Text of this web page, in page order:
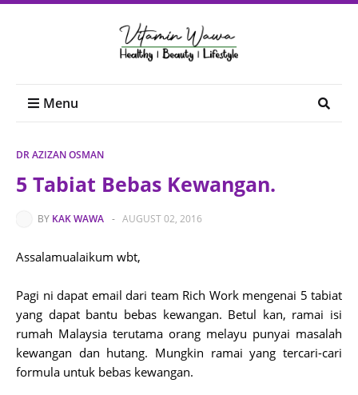
Menu
DR AZIZAN OSMAN
5 Tabiat Bebas Kewangan.
BY KAK WAWA - AUGUST 02, 2016
Assalamualaikum wbt,
Pagi ni dapat email dari team Rich Work mengenai 5 tabiat
yang dapat bantu bebas kewangan. Betul kan, ramai isi
rumah Malaysia terutama orang melayu punyai masalah
kewangan dan hutang. Mungkin ramai yang tercari-cari
formula untuk bebas kewangan.